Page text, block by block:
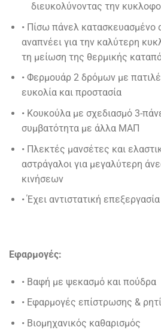
διευκολύνοντας την
• Πίσω πάνελ κατασκευασμένο
αναπνέει για την καλύτερη
τη μείωση της θερμικής
• Φερμουάρ 2 δρόμων με
ευκολία και προστασία
• Κουκούλα με σχεδιασμό 3-
συμβατότητα με άλλα ΜΑΠ
• Πλεκτές μανσέτες και
αστράγαλοι για μεγαλύτερη
κινήσεων
• Έχει αντιστατική επεξεργασία
Εφαρμογές:
• Βαφή με ψεκασμό και πούδρα
• Εφαρμογές επίστρωσης &
• Βιομηχανικός καθαρισμός